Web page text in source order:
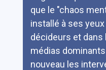
que le "chaos
installé à ses
décideurs et dans
médias
nouveau les